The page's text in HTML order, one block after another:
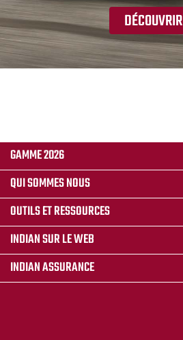
DÉCOUVRIR
GAMME 2026
QUI SOMMES NOUS
OUTILS ET RESSOURCES
INDIAN SUR LE WEB
INDIAN ASSURANCE